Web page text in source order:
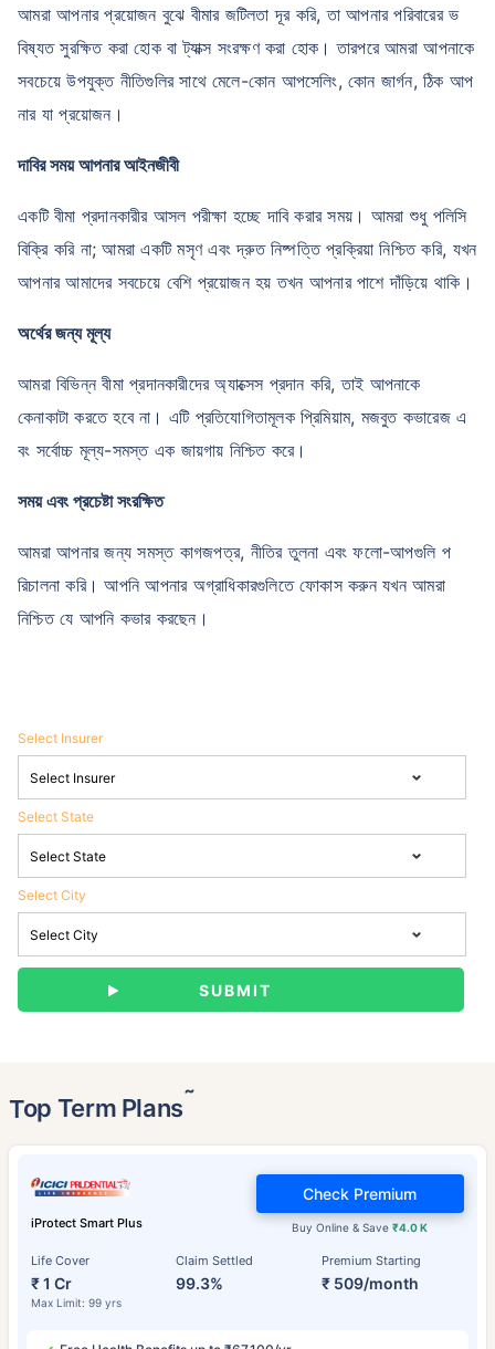
আমরা আপনার প্রয়োজন বুঝে বীমার জটিলতা দূর করি, তা আপনার পরিবারের ভ
বিষ্যত সুরক্ষিত করা হোক বা ট্যাক্স সংরক্ষণ করা হোক। তারপরে আমরা আপনাকে
সবচেয়ে উপযুক্ত নীতিগুলির সাথে মেলে-কোন আপসেলিং, কোন জার্গন, ঠিক আপ
নার যা প্রয়োজন।
দাবির সময় আপনার আইনজীবী
একটি বীমা প্রদানকারীর আসল পরীক্ষা হচ্ছে দাবি করার সময়। আমরা শুধু পলিসি
বিক্রি করি না; আমরা একটি মসৃণ এবং দ্রুত নিষ্পত্তি প্রক্রিয়া নিশ্চিত করি, যখন
আপনার আমাদের সবচেয়ে বেশি প্রয়োজন হয় তখন আপনার পাশে দাঁড়িয়ে থাকি।
অর্থের জন্য মূল্য
আমরা বিভিন্ন বীমা প্রদানকারীদের অ্যাক্সেস প্রদান করি, তাই আপনাকে
কেনাকাটা করতে হবে না। এটি প্রতিযোগিতামূলক প্রিমিয়াম, মজবুত কভারেজ এ
বং সর্বোচ্চ মূল্য-সমস্ত এক জায়গায় নিশ্চিত করে।
সময় এবং প্রচেষ্টা সংরক্ষিত
আমরা আপনার জন্য সমস্ত কাগজপত্র, নীতির তুলনা এবং ফলো-আপগুলি প
রিচালনা করি। আপনি আপনার অগ্রাধিকারগুলিতে ফোকাস করুন যখন আমরা
নিশ্চিত যে আপনি কভার করছেন।
Select Insurer
Select State
Select City
Top Term Plans˜
iProtect Smart Plus
Life Cover
₹ 1 Cr
Max Limit: 99 yrs
Claim Settled
99.3%
Premium Starting
₹ 509/month
Buy Online & Save₹4.0 K
Check Premium